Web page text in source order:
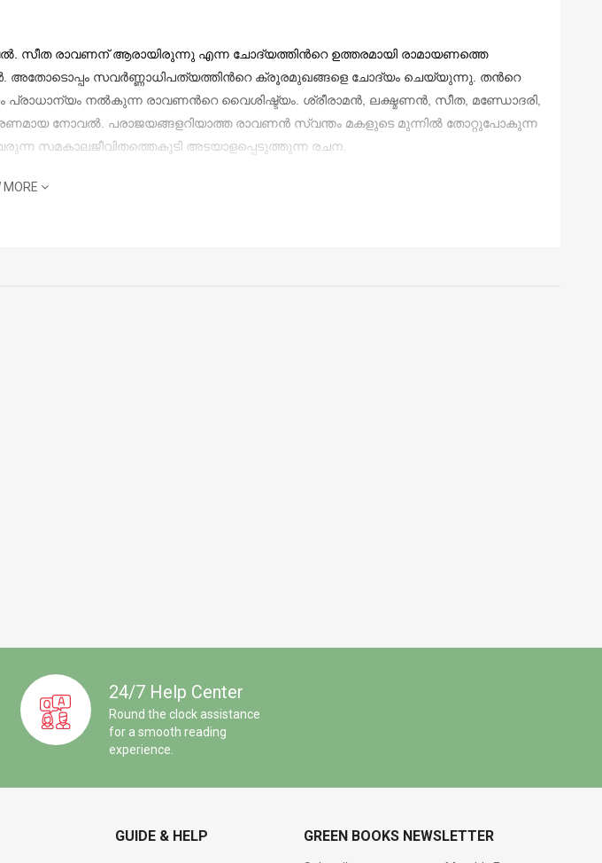
സീത രാവണന് ആരായിരുന്നു എന്ന ചോദ്യത്തിന്‍റെ ഉത്തരമായി രാമായണത്തെ
അതോടൊപ്പം സവര്‍ണ്ണാധിപത്യത്തിന്‍റെ ക്രൂരമുഖങ്ങളെ ചോദ്യം ചെയ്യുന്നു. തന്‍റെ
നല്‍കുന്ന രാവണന്‍റെ വൈശിഷ്ട്യം. ശ്രീരാമന്‍, ലക്ഷ്മണന്‍, സീത, മണ്ഡോദരി,
നോവല്‍. പരാജയങ്ങളറിയാത്ത രാവണന്‍ സ്വന്തം മകളുടെ മുന്നില്‍ തോറ്റുപോകുന്ന
വരുന്ന സമകാലജീവിതത്തെകൂടി അടയാളപ്പെടുത്തുന്ന രചന.
MORE
24/7 Help Center
Round the clock assistance
for a smooth reading
experience.
GUIDE & HELP GREEN BOOKS NEWSLETTER